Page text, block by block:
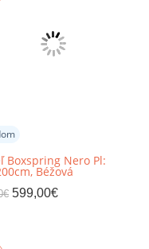
Boxspring Nero Pl:
Béžová
€ 599,00€